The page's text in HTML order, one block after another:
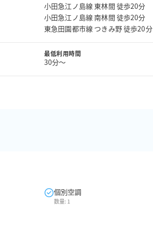
小田急江ノ島線 東林間 徒歩20分
小田急江ノ島線 南林間 徒歩20分
東急田園都市線 つきみ野 徒歩20分
最低利用時間
30分〜
個別空調
数量: 1